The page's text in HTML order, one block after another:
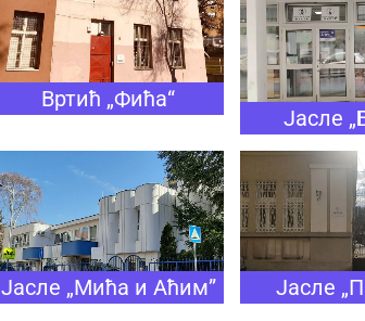
Вртић „Фића“
Јасле
Јасле „Мића и Аћим” Јасле